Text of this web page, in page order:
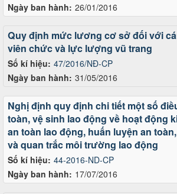
Ngày ban hành: 26/01/2016
Số kí hiệu: 47/2016/NĐ-CP
Ngày ban hành: 31/05/2016
Quy định mức lương cơ sở đối với
viên chức và lực lượng vũ trang
Số kí hiệu: 44-2016-ND-CP
Ngày ban hành: 17/07/2016
Nghị định quy định chi tiết một số
toàn, vệ sinh lao động về hoạt động
an toàn lao động, huấn luyện an
và quan trắc môi trường lao động